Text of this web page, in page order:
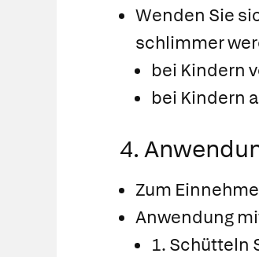
Wenden Sie
schlimmer
bei Kindern
bei Kindern
4.
Zum
Anwendung
1. Schütteln